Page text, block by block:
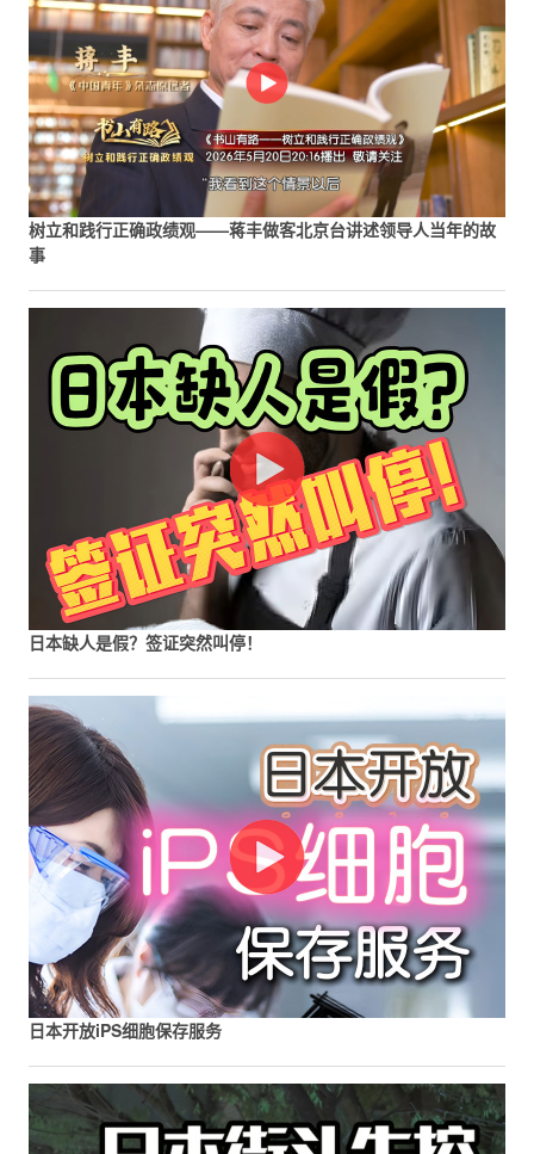
树立和践行正确政绩观——蒋丰做客北京台讲述领导人当年的故
事
日本缺人是假？签证突然叫停！
日本开放iPS细胞保存服务